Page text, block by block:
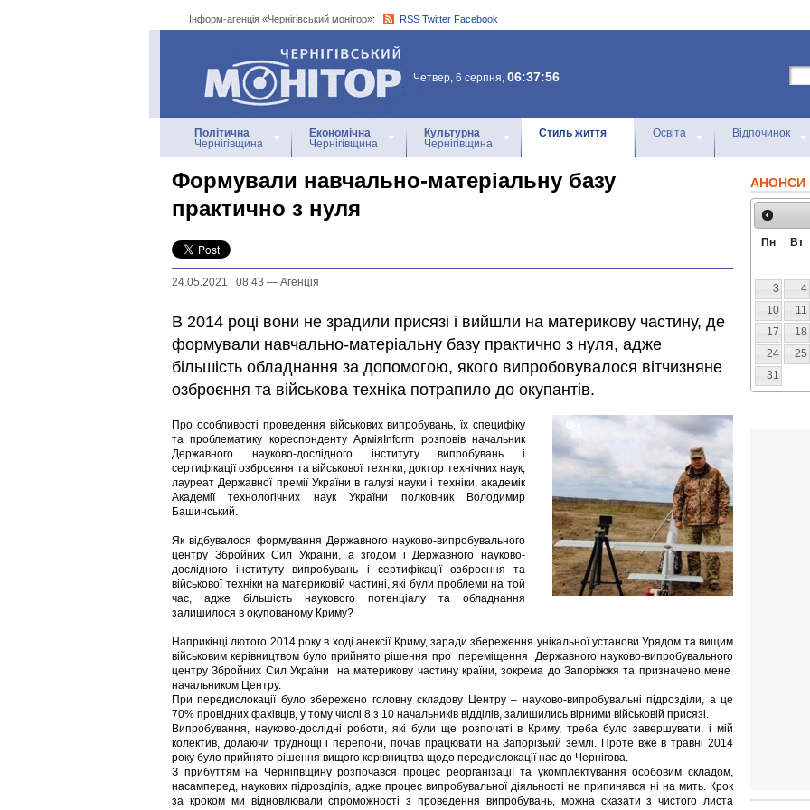
Інформ-агенція «Чернігівський монітор»: RSS Twitter Facebook
Інформ-агенція
«Чернігівський монітор»
Четвер, 6 серпня, 06:37:56
Політична
Чернігівщина
Економічна
Чернігівщина
Культурна
Чернігівщина
Стиль життя Освіта Відпочинок
Формували навчально-матеріальну базу
практично з нуля
24.05.2021 08:43 — Агенцiя
В 2014 році вони не зрадили присязі і вийшли на материкову частину, де
формували навчально-матеріальну базу практично з нуля, адже
більшість обладнання за допомогою, якого випробовувалося вітчизняне
озброєння та військова техніка потрапило до окупантів.
Про особливості проведення військових випробувань, їх специфіку
та проблематику кореспонденту АрміяInform розповів начальник
Державного науково-дослідного інституту випробувань і
сертифікації озброєння та військової техніки, доктор технічних наук,
лауреат Державної премії України в галузі науки і техніки, академік
Академії технологічних наук України полковник Володимир
Башинський.
Як відбувалося формування Державного науково-випробувального
центру Збройних Сил України, а згодом і Державного науково-
дослідного інституту випробувань і сертифікації озброєння та
військової техніки на материковій частині, які були проблеми на той
час, адже більшість наукового потенціалу та обладнання
залишилося в окупованому Криму?
Наприкінці лютого 2014 року в ході анексії Криму, заради збереження унікальної установи Урядом та вищим
військовим керівництвом було прийнято рішення про переміщення Державного науково-випробувального
центру Збройних Сил України на материкову частину країни, зокрема до Запоріжжя та призначено мене
начальником Центру.
При передислокації було збережено головну складову Центру – науково-випробувальні підрозділи, а це
70% провідних фахівців, у тому числі 8 з 10 начальників відділів, залишились вірними військовій присязі.
Випробування, науково-дослідні роботи, які були ще розпочаті в Криму, треба було завершувати, і мій
колектив, долаючи труднощі і перепони, почав працювати на Запорізькій землі. Проте вже в травні 2014
року було прийнято рішення вищого керівництва щодо передислокації нас до Чернігова.
З прибуттям на Чернігівщину розпочався процес реорганізації та укомплектування особовим складом,
насамперед, наукових підрозділів, адже процес випробувальної діяльності не припинявся ні на мить. Крок
за кроком ми відновлювали спроможності з проведення випробувань, можна сказати з чистого листа
АНОНСИ
Пн Вт
3
4
10
11
17
18
24
25
31